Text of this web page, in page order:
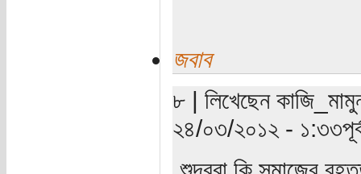
জবাব
৮ | লিখেছেন
২৪/০৩/২০১২ -